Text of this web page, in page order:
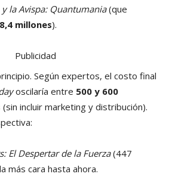
la Avispa: Quantumania(que
millones).
Publicidad
Según expertos, el costo final
oscilaría entre 500 y 600
(sin incluir marketing y distribución).
El Despertar de la Fuerza(447
más cara hasta ahora.